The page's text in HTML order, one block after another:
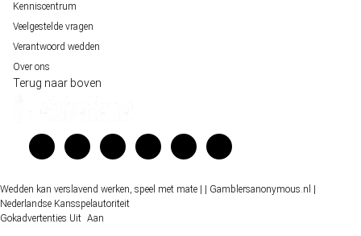
Kenniscentrum
Veelgestelde vragen
Verantwoord wedden
Over ons
Terug naar boven
Wedden kan verslavend werken, speel met mate | | Gamblersanonymous.nl
Nederlandse Kansspelautoriteit
Gokadvertenties Uit Aan